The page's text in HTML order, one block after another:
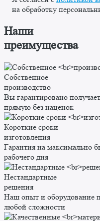
на обработку
Наши
преимущества
Собственное
производство
Вы гарантировано
прямую без наценок
Короткие сроки
изготовления
Гарантия на максимально
рабочего дня
Нестандартные
решения
Наш опыт и оборудование
любой сложности